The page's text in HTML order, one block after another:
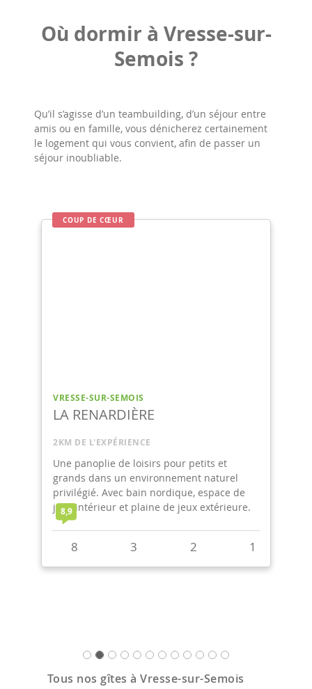
Où dormir à Vresse-sur-
Semois ?
Qu’il s’agisse d’un teambuilding, d’un séjour entre
amis ou en famille, vous dénicherez certainement
le logement qui vous convient, afin de passer un
séjour inoubliable.
COUP DE CŒUR
VRESSE-SUR-SEMOIS
LA RENARDIÈRE
2KM DE L'EXPÉRIENCE
Une panoplie de loisirs pour petits et
grands dans un environnement naturel
privilégié. Avec bain nordique, espace de
jeux intérieur et plaine de jeux extérieure.
8,9
8 3 2 1
Tous nos gîtes à Vresse-sur-Semois